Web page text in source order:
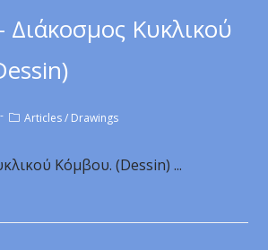
Διάκοσμος Κυκλικού
Articles / Drawings
Κόμβου. (Dessin) ...